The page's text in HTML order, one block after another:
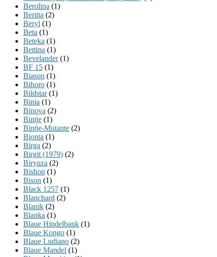
Berolina (1)
Bertita (2)
Beryl (1)
Beta (1)
Beteka (1)
Bettina (1)
Bevelander(1)
BF 15 (1)
Biason (1)
Bihoro (1)
Bildstar(1)
Binia (1)
Binova (2)
Bintje (1)
Bintje-Mutante (2)
Bionta (1)
Birga (2)
Birgit (1979) (2)
Biryuza (2)
Bishop (1)
Bison (1)
Black 1257 (1)
Blanchard (2)
Blanik (2)
Blanka (1)
Blaue Hindelbank (1)
Blaue Kongo (1)
Blaue Ludiano (2)
Blaue Mandel (1)